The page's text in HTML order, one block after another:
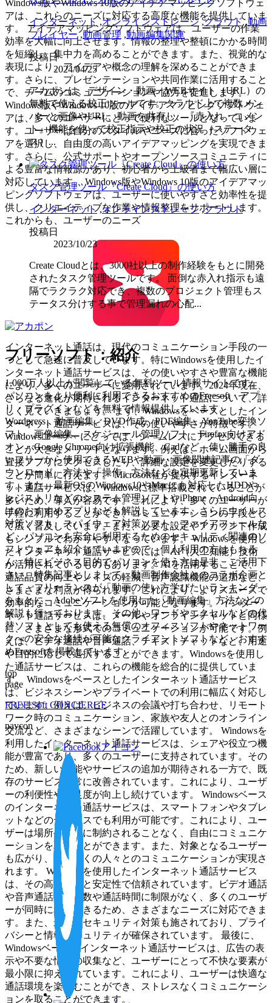
Windows版やWindows 10版のアイデアマッピングソフトウェ
アは、これらのニーズに対応する高度な機能を提供していま
す。 アイデアマッピングソフトウェアは、ユーザーの作業
効率を大幅に向上させます。情報の整理や整頓にかかる時間
を短縮し、集中力を高めることができます。また、視覚的な
表現により、アイデアや概念の理解を深めることができま
す。さらに、プレゼンテーションや共同作業に活用すること
で、チームのコミュニケーションや協力を促進します。
Windows版やWindows 10版のアイデアマッピングソフトウェ
アは、多くのユーザーにとって便利なツールとなっていま
す。ユーザーは自分のスタイルやニーズに合ったソフトウェ
アを選択し、自由度の高いアイデアマッピングを実現できま
す。さらに、公式サポートやオープンソースコミュニティに
よる豊富な情報源があり、初心者から上級者まで幅広い層に
対応しています。 Windows版やWindows 10版のアイデアマッ
ピングソフトウェアは、ユーザーに使いやすさと効率性を提
供し、クリエイティブな作業や情報整理をサポートします。
これからも、ユーザーのニーズ
インターネット通話は、現代のコミュニケーション手段の一
つとして急速に普及しています。特にWindowsを使用したイ
ンターネット通話サービスは、その使いやすさや豊富な機能
により、多くのユーザーに愛用されています。2024年現在、
さらなる進化が期待されるインターネット通話について、詳
しく見ていきましょう。 まず、Windowsをベースとしたイン
ターネット通話サービスは、その使いやすさが特徴です。
Windowsユーザーにとっては、シームレスにアクセスできる
ことが大きなメリットとなります。例えば、ホーム画面から
直接アプリにアクセスしたり、詳細な設定を変更したりする
ことが簡単に行えます。 Microsoft社が提供するインターネ
ット通話サービスは、Windowsに標準搭載されていることが
多いため、導入が容易です。これにより、多くのユーザーが
手軽に利用することができ、コミュニケーションの手段とし
て広く普及しています。また、必要な設定やアカウント作成
もシンプルでわかりやすくなっています。 Windowsを使用し
たインターネット通話サービスには、AI（人工知能）技術
が活用されているものもあります。AIを活用することで、
通話品質の向上やノイズの軽減、音声認識機能の追加など、
さまざまな利点が得られます。これにより、よりスムーズで
効率的なコミュニケーションが可能となります。 インター
ネット通話サービスは、メールやオンラインチャットと同様
に、さまざまな形式でのコミュニケーションが可能です。例
えば、ビデオ通話や音声通話、テキストチャットなど、用途
や目的に応じて選択することができます。Windowsを使用し
た通話サービスは、これらの機能を総合的に提供していま
す。 Windowsをベースとしたインターネット通話サービス
は、ビジネスシーンやプライベートでの利用に幅広く対応し
ています。例えば、ビジネスの会議や打ち合わせ、リモート
ワーク時のコミュニケーション、家族や友人とのオンライン
交流など、さまざまなシーンで活躍しています。 Windowsを
利用したインターネット通話サービスは、シェアや役立つ機
能が豊富であり、多くのユーザーに支持されています。その
ため、新しい機能やサービスの追加が期待される一方で、既
存のサービスも常に改善されています。これにより、ユーザ
ーの利便性や満足度が向上し続けています。 Windowsベース
のインターネット通話サービスは、スマートフォンやタブレ
ットなどのデバイスでも利用が可能です。これにより、ユー
ザーは場所や状況に制約されることなく、自由にコミュニケ
ーションを取ることができます。また、対象となるユーザー
も広がり、より多くの人々とのコミュニケーションが実現さ
れます。 Windowsを使用したインターネット通話サービス
は、その高い品質と安定性で信頼されています。ビデオ通話
や音声通話の最大数や通話時間に制限がなく、多くのユーザ
ーが同時に利用できるため、さまざまなニーズに対応できま
す。また、最新のセキュリティ対策も施されており、プライ
バシーと情報セキュリティが確保されています。 最後に、
Windowsベースのインターネット通話サービスは、広告の表
示や不要な情報の収集など、ユーザーにとって不快な要素が
最小限に抑えられています。これにより、ユーザーは快適な
通話環境を楽しむことができ、ストレスなくコミュニケーシ
ョンを取ることができます。
インターネット ,オンラインストレージ ,クラウド,動画
プレイヤー,動画管理 ,動画編集関連
投稿日
2024/04/25
アカポンは、デザイン・動画・WEBサイト（URL）の
無料で使える校正ツールです。クラウド上で複数メン
バーと画像やURL、動画を共有し、『赤入れ・コメン
ト』機能を使って校正指示や校正の状況（ステータ
ス）...
タスク管理ツール『Create Cloud』の使い方
インターネット,オンラインストレージ,クラウド
投稿日
2023/10/23
Create Cloudとは、3000社以上の制作経験をもとに開発
されたタスク管理ツールです。 面倒な赤入れ指示も遠
隔でラクラク対応でき、複数のプロジェクト管理もス
テータス分けする事で管理漏れの心配...
フリーソフト：紹介
1,000万人以上が閲覧している無料ツール情報サイトです。
パソコンをより便利に利用できるおすすめのFreesoft・アプ
リ・プラグインなどを無料で情報提供しています。
Wordpress、動画編集、DVD作成、PDF編集、YouTube変換ソ
フト、画像編集、スケジュール管理ソフト、Firefox向けアド
オン・Google Chrome向け拡張機能、Cadなど、使い勝手の良
いフリーから使用できるWEBや動画・画像関連記事の「ダ
ウンロード」方法や「操作」方法などを定期更新していま
す。また、最新OSのWindows10やMacにも対応したHDDや
レジストリなどのシステム管理ソフトやiPhone・Android向
けのおすすめアプリなども解説しています。さらにウイルス
対策ソフト、スパイウェア対策ソフト、ファイアフォールな
ど、パソコンを安全に利用するためのセキュリティ関連のソ
フトウェアも紹介していますので、個人利用の方はもちろ
ん、特にビジネス目的でパソコンを使う方は是非、ご活用下
さい。特集記事としまして、動画制作会社とのコラボ企画と
して、フリーランスが「動画の使い方学びたいランキング」
をもとに、Adobeソフトを使用した「動画編集」方法などの
解説も行っております。その他、ワードやエクセルなどの代
替ソフトとしても使える無償のオフィスソフトやネットワー
クへの安全な接続が可能なクライアントソフトなど、おすす
めFreesoftを掲載しています。
top
page
FREE Soft CONCIERGE
navcon